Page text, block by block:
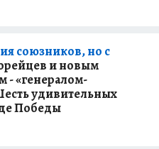
союзников, но с
и новым
«генералом-
удивительных
Победы